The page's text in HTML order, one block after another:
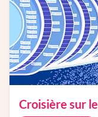
Croisière sur le